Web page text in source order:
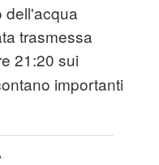
dell'acqua
trasmessa
21:20 sui
importanti